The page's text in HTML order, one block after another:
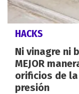
HACKS
Ni vinagre ni
MEJOR
orificios de la
presión